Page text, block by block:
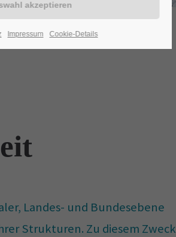
Landes- und Bundesebene
Strukturen. Zu diesem Zweck
Impressum Cookie-Details